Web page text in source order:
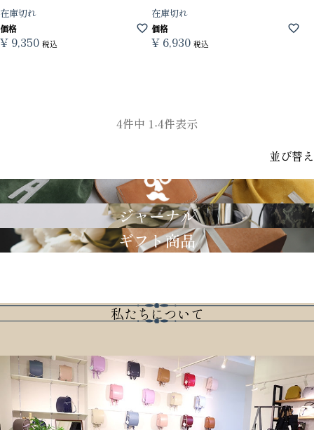
在庫切れ
価格
¥ 9,350 税込
在庫切れ
価格
¥ 6,930 税込
並び替え
4件中 1-4件表示
GRIMM LAB
ジャーナル
ギフト商品
私たちについて